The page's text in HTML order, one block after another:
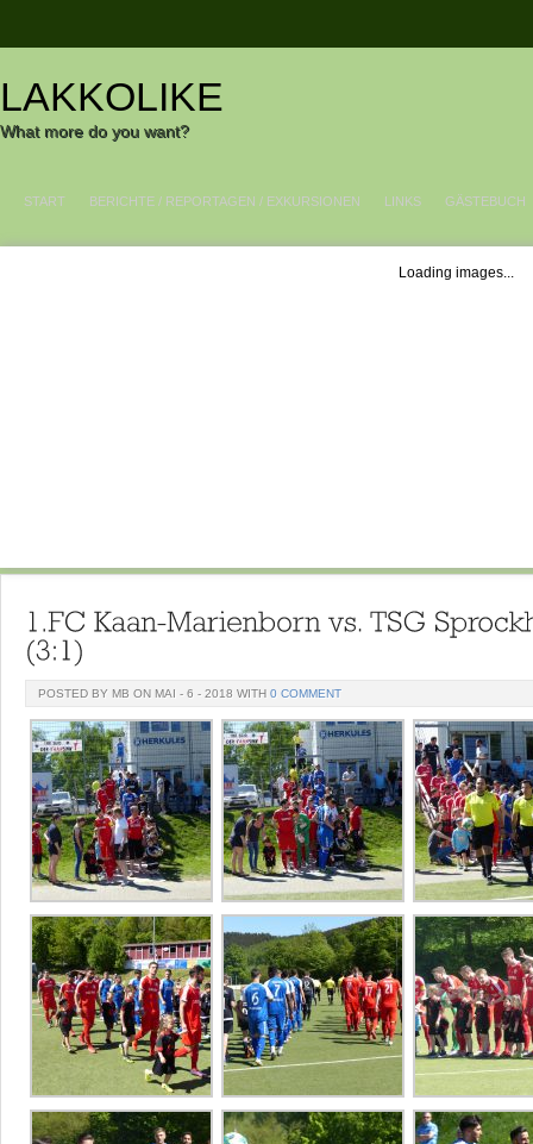
LAKKOLIKE
What more do you want?
START BERICHTE / REPORTAGEN / EXKURSIONEN LINKS GÄSTEBUCH
Loading images...
POSTED BY MB ON MAI - 6 - 2018 WITH 0 COMMENT